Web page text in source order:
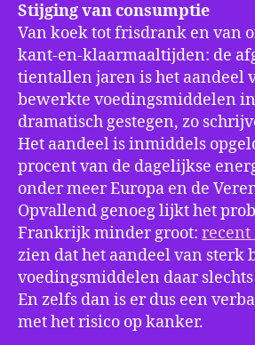
Stijging van consumptie
Van koek tot frisdrank en van
kant-en-klaarmaaltijden: de
tientallen jaren is het aandeel
bewerkte voedingsmiddelen
dramatisch gestegen, zo
Het aandeel is inmiddels
procent van de dagelijkse
onder meer Europa en de
Opvallend genoeg lijkt het
Frankrijk minder groot: recent
zien dat het aandeel van sterk
voedingsmiddelen daar
En zelfs dan is er dus een
met het risico op kanker.